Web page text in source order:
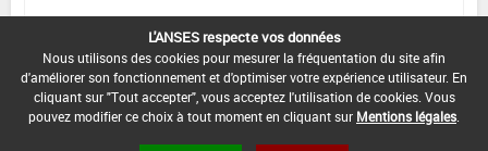
DATE DE FIN D'UTILISATION :
-
L'ANSES respecte vos données
Nous utilisons des cookies pour mesurer la fréquentation du site afin
d'améliorer son fonctionnement et d'optimiser votre expérience utilisateur. En
cliquant sur "Tout accepter", vous acceptez l'utilisation de cookies. Vous
pouvez modifier ce choix à tout moment en cliquant sur Mentions légales